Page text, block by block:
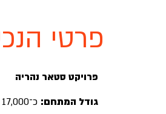
פרטי
פרויקט סטאר נהריה
גודל המתחם: כ־17,000 מ״ר שטחי מסחר